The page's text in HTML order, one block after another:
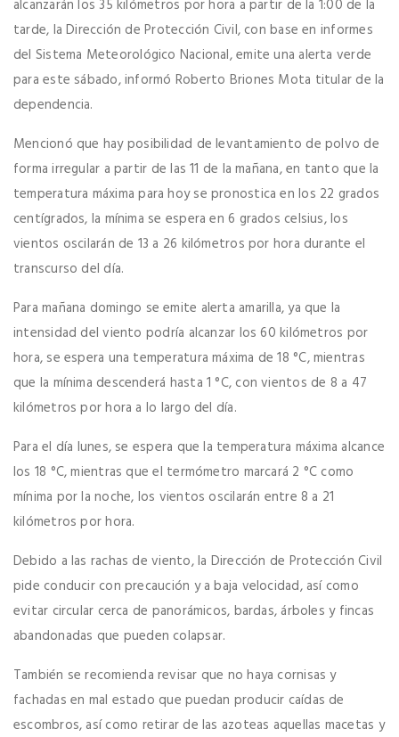
alcanzarán los 35 kilómetros por hora a partir de la 1:00 de la
tarde, la Dirección de Protección Civil, con base en informes
del Sistema Meteorológico Nacional, emite una alerta verde
para este sábado, informó Roberto Briones Mota titular de la
dependencia.
Mencionó que hay posibilidad de levantamiento de polvo de
forma irregular a partir de las 11 de la mañana, en tanto que la
temperatura máxima para hoy se pronostica en los 22 grados
centígrados, la mínima se espera en 6 grados celsius, los
vientos oscilarán de 13 a 26 kilómetros por hora durante el
transcurso del día.
Para mañana domingo se emite alerta amarilla, ya que la
intensidad del viento podría alcanzar los 60 kilómetros por
hora, se espera una temperatura máxima de 18 °C, mientras
que la mínima descenderá hasta 1 °C, con vientos de 8 a 47
kilómetros por hora a lo largo del día.
Para el día lunes, se espera que la temperatura máxima alcance
los 18 °C, mientras que el termómetro marcará 2 °C como
mínima por la noche, los vientos oscilarán entre 8 a 21
kilómetros por hora.
Debido a las rachas de viento, la Dirección de Protección Civil
pide conducir con precaución y a baja velocidad, así como
evitar circular cerca de panorámicos, bardas, árboles y fincas
abandonadas que pueden colapsar.
También se recomienda revisar que no haya cornisas y
fachadas en mal estado que puedan producir caídas de
escombros, así como retirar de las azoteas aquellas macetas y